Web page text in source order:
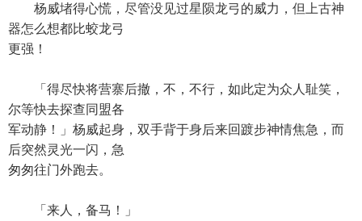
杨威堵得心慌，尽管没见过星陨龙弓的威力，但上古神
器怎么想都比蛟龙弓
更强！
「得尽快将营寨后撤，不，不行，如此定为众人耻笑，
尔等快去探查同盟各
军动静！」杨威起身，双手背于身后来回踱步神情焦急，而
后突然灵光一闪，急
匆匆往门外跑去。
「来人，备马！」